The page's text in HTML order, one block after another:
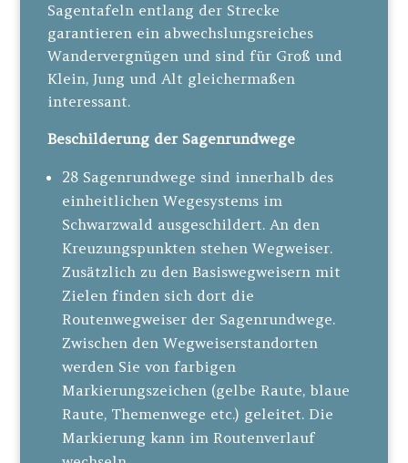
Sagentafeln entlang der Strecke
garantieren ein abwechslungsreiches
Wandervergnügen und sind für Groß und
Klein, Jung und Alt gleichermaßen
interessant.
Beschilderung der Sagenrundwege
28 Sagenrundwege sind innerhalb des
einheitlichen Wegesystems im
Schwarzwald ausgeschildert. An den
Kreuzungspunkten stehen Wegweiser.
Zusätzlich zu den Basiswegweisern mit
Zielen finden sich dort die
Routenwegweiser der Sagenrundwege.
Zwischen den Wegweiserstandorten
werden Sie von farbigen
Markierungszeichen (gelbe Raute, blaue
Raute, Themenwege etc.) geleitet. Die
Markierung kann im Routenverlauf